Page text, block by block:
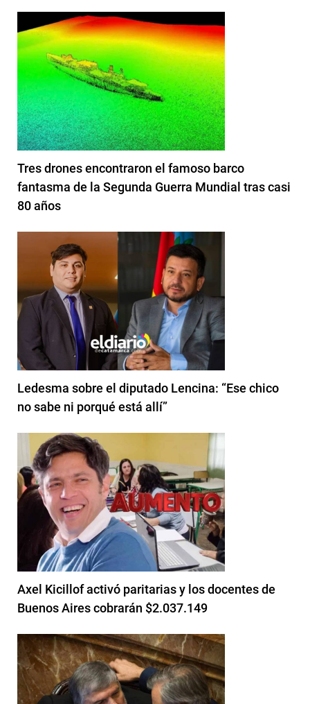
Tres drones encontraron el famoso barco
fantasma de la Segunda Guerra Mundial tras casi
80 años
Ledesma sobre el diputado Lencina: “Ese chico
no sabe ni porqué está allí”
Axel Kicillof activó paritarias y los docentes de
Buenos Aires cobrarán $2.037.149